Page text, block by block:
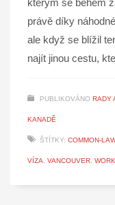
kterým se během
právě díky
ale když se blížil
najít jinou cestu,
PUBLIKOVÁNO RADY
KANADĚ
ŠTÍTKY: COMMON-
VÍZA, VANCOUVER,